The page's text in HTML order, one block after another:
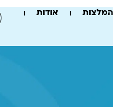
המלצות
אודות